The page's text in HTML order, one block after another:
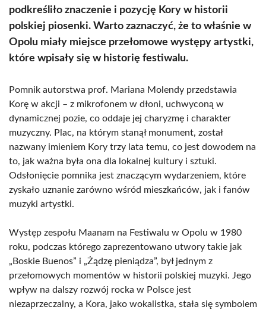
podkreśliło znaczenie i pozycję Kory w historii
polskiej piosenki. Warto zaznaczyć, że to właśnie w
Opolu miały miejsce przełomowe występy artystki,
które wpisały się w historię festiwalu.
Pomnik autorstwa prof. Mariana Molendy przedstawia
Korę w akcji – z mikrofonem w dłoni, uchwyconą w
dynamicznej pozie, co oddaje jej charyzmę i charakter
muzyczny. Plac, na którym stanął monument, został
nazwany imieniem Kory trzy lata temu, co jest dowodem na
to, jak ważna była ona dla lokalnej kultury i sztuki.
Odsłonięcie pomnika jest znaczącym wydarzeniem, które
zyskało uznanie zarówno wśród mieszkańców, jak i fanów
muzyki artystki.
Występ zespołu Maanam na Festiwalu w Opolu w 1980
roku, podczas którego zaprezentowano utwory takie jak
„Boskie Buenos” i „Żądzę pieniądza”, był jednym z
przełomowych momentów w historii polskiej muzyki. Jego
wpływ na dalszy rozwój rocka w Polsce jest
niezaprzeczalny, a Kora, jako wokalistka, stała się symbolem